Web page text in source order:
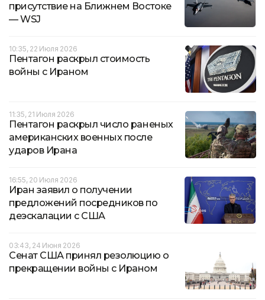
присутствие на Ближнем Востоке
— WSJ
10:35, 22 Июля 2026
Пентагон раскрыл стоимость
войны с Ираном
11:35, 21 Июля 2026
Пентагон раскрыл число раненых
американских военных после
ударов Ирана
16:55, 20 Июля 2026
Иран заявил о получении
предложений посредников по
деэскалации с США
03:43, 24 Июня 2026
Сенат США принял резолюцию о
прекращении войны с Ираном